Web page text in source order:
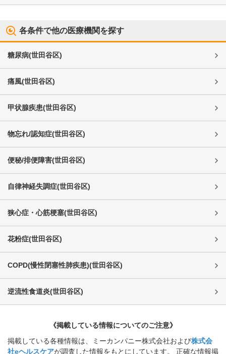
各条件で他の医療機関を探す
糖尿病(世田谷区)
痛風(世田谷区)
甲状腺疾患(世田谷区)
物忘れ/認知症(世田谷区)
便秘/排便障害(世田谷区)
自律神経失調症(世田谷区)
狭心症・心筋梗塞(世田谷区)
花粉症(世田谷区)
COPD(慢性閉塞性肺疾患)(世田谷区)
逆流性食道炎(世田谷区)
《掲載している情報についてのご注意》
掲載している各種情報は、ミーカンパニー株式会社および株式会
社eヘルスケアが調査した情報をもとにしています。 正確な情報掲